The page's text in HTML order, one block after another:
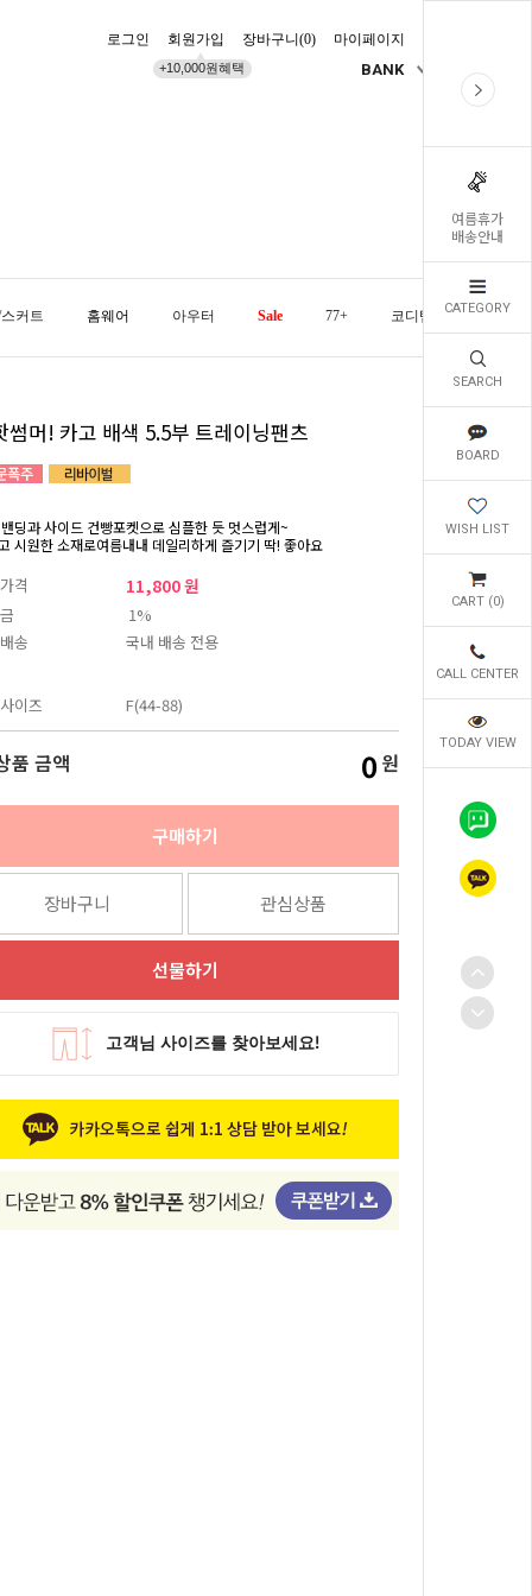
여름휴가
배송안내
CATEGORY
SEARCH
BOARD
WISH LIST
CART (0)
CALL CENTER
TODAY VIEW
로그인 회원가입
+10,000원혜택
장바구니(0) 마이페이지
BANK
커트 홈웨어 아우터 Sale 77+ 코디템 오늘발송
썸머! 카고 배색 5.5부 트레이닝팬츠
딩과 사이드 건빵포켓으로 심플한 듯 멋스럽게~
시원한 소재로여름내내 데일리하게 즐기기 딱! 좋아요
격 11,800 원
1%
송
국내 배송 전용
이즈 F(44-88)
품 금액 0 원
구매하기
장바구니 관심상품
선물하기